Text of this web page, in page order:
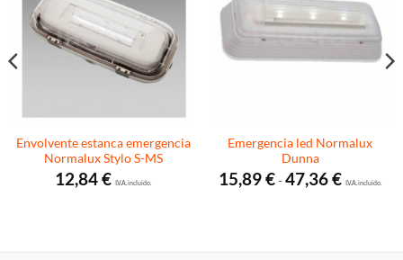
Envolvente estanca emergencia
Normalux Stylo S-MS
12,84€ I.V.A. incluido.
Emergencia led Normalux
Dunna
15,89€-47,36€Rango
de
I.V.A. incluido.